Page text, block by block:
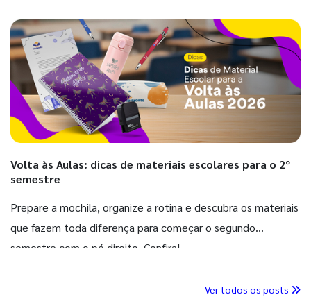
Volta às Aulas: dicas de materiais escolares para o 2º
semestre
Prepare a mochila, organize a rotina e descubra os materiais
que fazem toda diferença para começar o segundo
semestre com o pé direito. Confira!
Ver todos os posts